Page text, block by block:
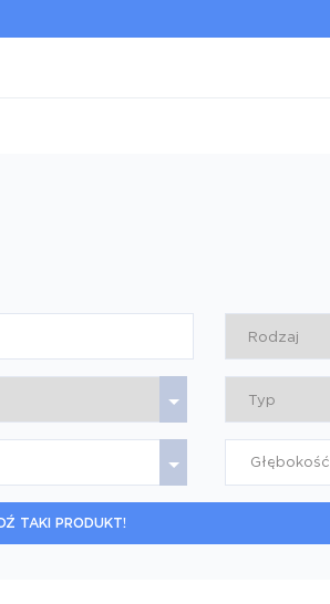
Głębokość
TAKI PRODUKT!